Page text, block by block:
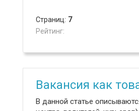
Страниц: 7
Рейтинг:
Вакансия как
В данной статье